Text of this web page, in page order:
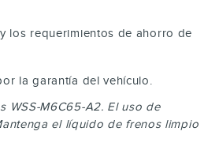
los requerimientos de ahorro de
la garantía del vehículo.
WSS-M6C65-A2. El uso de
el líquido de frenos limpio